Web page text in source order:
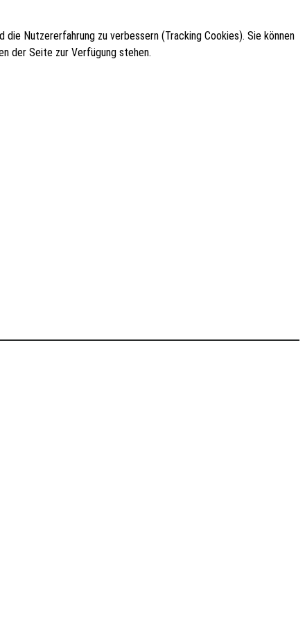
Nutzererfahrung zu verbessern (Tracking Cookies). Sie können
der Seite zur Verfügung stehen.